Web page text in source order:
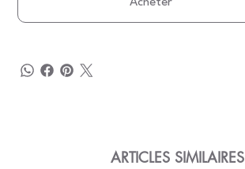
Acheter
ARTICLES SIMILAIRES